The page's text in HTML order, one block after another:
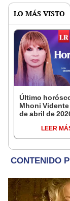
LO MÁS VISTO
Último
Mhoni Vidente
de abril de
signo y
espera un día
LEER